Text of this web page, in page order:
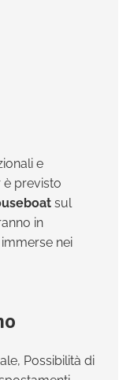
e
è previsto
sul
in
nei
Possibilità di